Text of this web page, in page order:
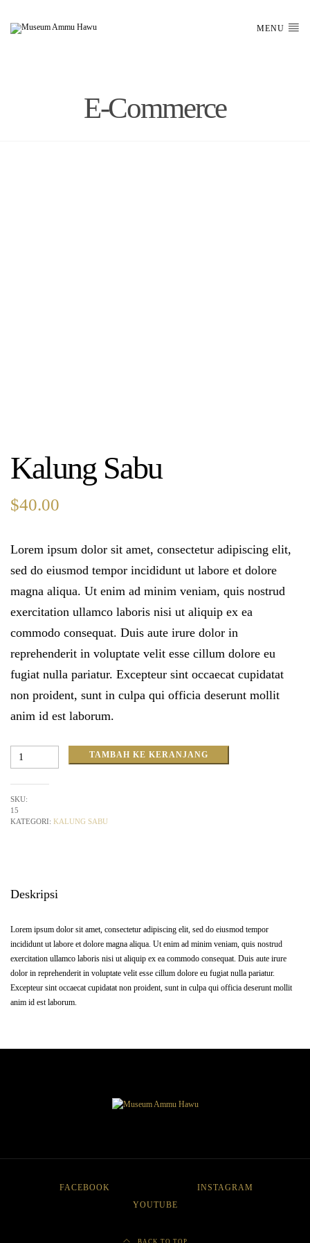
MENU
E-Commerce
Kalung Sabu
$40.00
Lorem ipsum dolor sit amet, consectetur adipiscing elit,
sed do eiusmod tempor incididunt ut labore et dolore
magna aliqua. Ut enim ad minim veniam, quis nostrud
exercitation ullamco laboris nisi ut aliquip ex ea
commodo consequat. Duis aute irure dolor in
reprehenderit in voluptate velit esse cillum dolore eu
fugiat nulla pariatur. Excepteur sint occaecat cupidatat
non proident, sunt in culpa qui officia deserunt mollit
anim id est laborum.
Kuantitas
TAMBAH KE KERANJANG
SKU:
15
KATEGORI: KALUNG SABU
Deskripsi
Lorem ipsum dolor sit amet, consectetur adipiscing elit, sed do eiusmod tempor
incididunt ut labore et dolore magna aliqua. Ut enim ad minim veniam, quis nostrud
exercitation ullamco laboris nisi ut aliquip ex ea commodo consequat. Duis aute irure
dolor in reprehenderit in voluptate velit esse cillum dolore eu fugiat nulla pariatur.
Excepteur sint occaecat cupidatat non proident, sunt in culpa qui officia deserunt mollit
anim id est laborum.
FACEBOOK
INSTAGRAM
YOUTUBE